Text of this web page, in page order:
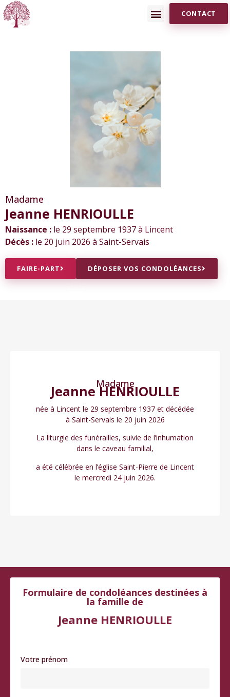
CONTACT
Madame
Jeanne HENRIOULLE
Naissance : le 29 septembre 1937 à Lincent
Décès : le 20 juin 2026 à Saint-Servais
FAIRE-PART DÉPOSER VOS CONDOLÉANCES
Madame
Jeanne HENRIOULLE
née à Lincent le 29 septembre 1937 et décédée
à Saint-Servais le 20 juin 2026
La liturgie des funérailles, suivie de l’inhumation
dans le caveau familial,
a été célébrée en l’église Saint-Pierre de Lincent
le mercredi 24 juin 2026.
Formulaire de condoléances destinées à
la famille de
Jeanne HENRIOULLE
Votre prénom